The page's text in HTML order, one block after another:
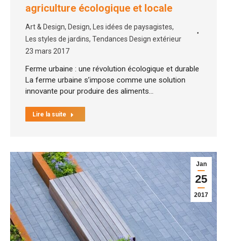
agriculture écologique et locale
Art & Design, Design, Les idées de paysagistes,
Les styles de jardins, Tendances Design extérieur
23 mars 2017
Ferme urbaine : une révolution écologique et durable
La ferme urbaine s’impose comme une solution
innovante pour produire des aliments…
Lire la suite
Jan
25
2017